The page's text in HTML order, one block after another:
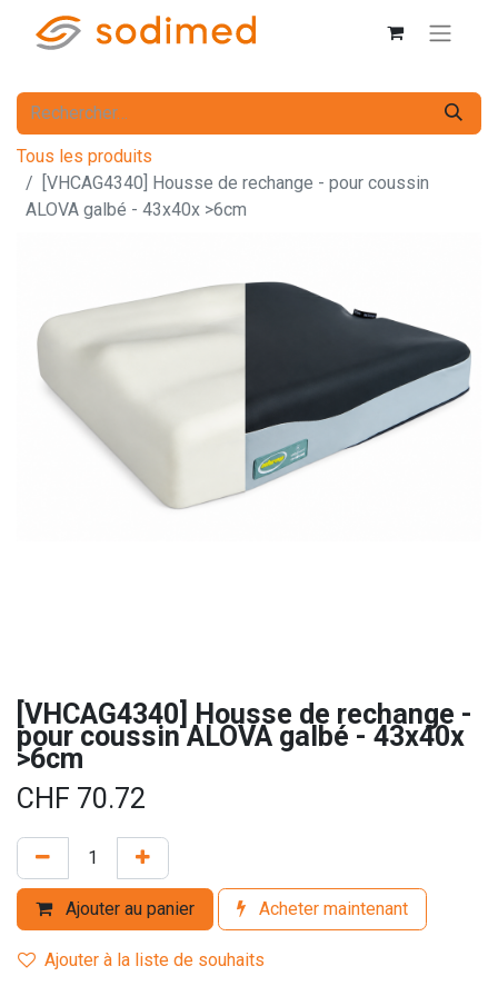
Tous les produits
[VHCAG4340] Housse de rechange - pour coussin
ALOVA galbé - 43x40x >6cm
[VHCAG4340] Housse de rechange -
pour coussin ALOVA galbé - 43x40x
>6cm
CHF 70.72
Ajouter au panier Acheter maintenant
Ajouter à la liste de souhaits